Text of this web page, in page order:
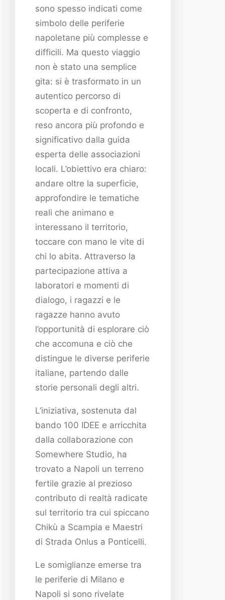
sono spesso indicati come
simbolo delle periferie
napoletane più complesse e
difficili. Ma questo viaggio
non è stato una semplice
gita: si è trasformato in un
autentico percorso di
scoperta e di confronto,
reso ancora più profondo e
significativo dalla guida
esperta delle associazioni
locali. L’obiettivo era chiaro:
andare oltre la superficie,
approfondire le tematiche
reali che animano e
interessano il territorio,
toccare con mano le vite di
chi lo abita. Attraverso la
partecipazione attiva a
laboratori e momenti di
dialogo, i ragazzi e le
ragazze hanno avuto
l’opportunità di esplorare ciò
che accomuna e ciò che
distingue le diverse periferie
italiane, partendo dalle
storie personali degli altri.
L’iniziativa, sostenuta dal
bando 100 IDEE e arricchita
dalla collaborazione con
Somewhere Studio, ha
trovato a Napoli un terreno
fertile grazie al prezioso
contributo di realtà radicate
sul territorio tra cui spiccano
Chikù a Scampia e Maestri
di Strada Onlus a Ponticelli.
Le somiglianze emerse tra
le periferie di Milano e
Napoli si sono rivelate